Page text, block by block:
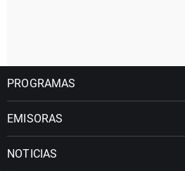
PROGRAMAS
EMISORAS
NOTICIAS